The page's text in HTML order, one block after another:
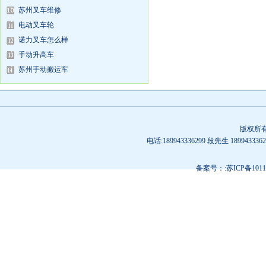
苏州叉车维修
电动叉车轮
诺力叉车怎么样
手动升高车
苏州手动搬运车
版权所
电话:189943336299 段先生
备案号：:苏ICP备